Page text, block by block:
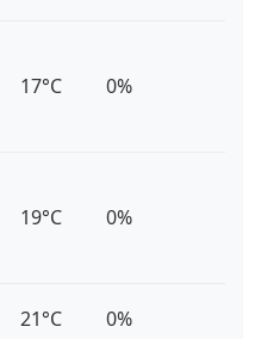
17°C 0%
19°C 0%
21°C 0%